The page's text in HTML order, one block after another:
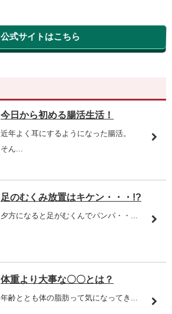
公式サイトはこちら
今日から初める腸活生活！
近年よく耳にするようになった腸活。
そん...
足のむくみ放置はキケン・・・!?
夕方になると足がむくんでパンパ・・...
体重より大事な〇〇とは？
年齢ととも体の脂肪って気になってき...